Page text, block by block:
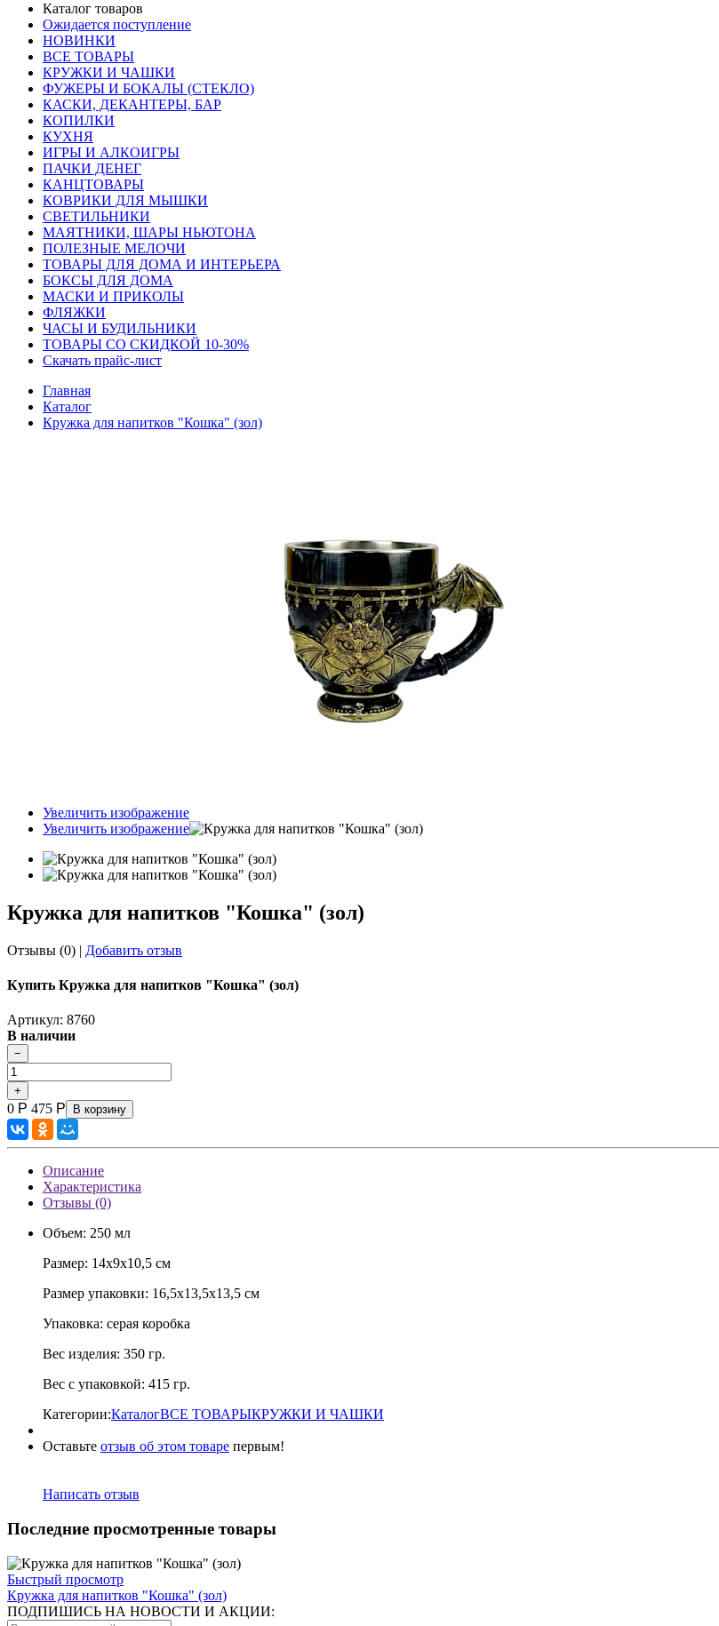
Каталог товаров
Ожидается поступление
HОВИНКИ
ВСЕ ТОВАРЫ
КРУЖКИ И ЧАШКИ
ФУЖЕРЫ И БОКАЛЫ (СТЕКЛО)
КАСКИ, ДЕКАНТЕРЫ, БАР
КОПИЛКИ
КУХНЯ
ИГРЫ И АЛКОИГРЫ
ПАЧКИ ДЕНЕГ
КАНЦТОВАРЫ
КОВРИКИ ДЛЯ МЫШКИ
СВЕТИЛЬНИКИ
МАЯТНИКИ, ШАРЫ НЬЮТОНА
ПОЛЕЗНЫЕ МЕЛОЧИ
ТОВАРЫ ДЛЯ ДОМА И ИНТЕРЬЕРА
БОКСЫ ДЛЯ ДОМА
МАСКИ И ПРИКОЛЫ
ФЛЯЖКИ
ЧАСЫ И БУДИЛЬНИКИ
ТОВАРЫ СО СКИДКОЙ 10-30%
Скачать прайс-лист
Главная
Каталог
Кружка для напитков "Кошка" (зол)
Увеличить изображение
Увеличить изображение
Кружка для напитков "Кошка" (зол)
Отзывы (0) | Добавить отзыв
Купить Кружка для напитков "Кошка" (зол)
Артикул: 8760
В наличии
0 Р 475 Р В корзину
Описание
Характеристика
Отзывы (0)
Объем: 250 мл
Размер: 14х9х10,5 см
Размер упаковки: 16,5х13,5х13,5 см
Упаковка: серая коробка
Вес изделия: 350 гр.
Вес с упаковкой: 415 гр.
Категории:КаталогВСЕ ТОВАРЫКРУЖКИ И ЧАШКИ
Оставьте отзыв об этом товаре первым!
Написать отзыв
Последние просмотренные товары
Быстрый просмотр
Кружка для напитков "Кошка" (зол)
ПОДПИШИСЬ НА НОВОСТИ И АКЦИИ: